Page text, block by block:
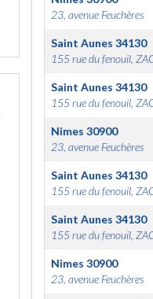
23, avenue Feuchères
Saint Aunes 34130
155 rue du fenouil,
Saint Aunes 34130
155 rue du fenouil,
Nimes 30900
23, avenue Feuchères
Saint Aunes 34130
155 rue du fenouil,
Saint Aunes 34130
155 rue du fenouil,
Nimes 30900
23, avenue Feuchères